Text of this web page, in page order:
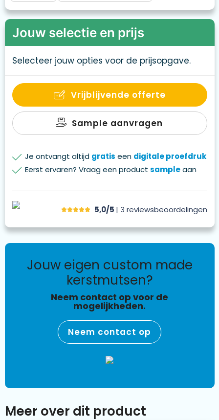
Jouw selectie en prijs
Selecteer jouw opties voor de prijsopgave.
Vrijblijvende offerte
Sample aanvragen
Je ontvangt altijd gratis een digitale proefdruk
Eerst ervaren? Vraag een product sampleaan
5,0/5 | 3 reviewsbeoordelingen
jouw eigen custom made
kerstmutsen?
Neem contact op voor de
mogelijkheden.
Neem contact op
Meer over dit product